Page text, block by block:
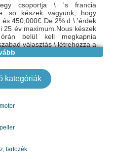
egy csoportja \ 's francia
.so készek vagyunk, hogy
450,000€ De 2% d \ 'érdek
25 év maximum.Nous készek
belül kell megkapnia
választás \ létrehozza a
hogy a helyi és a
(nem komoly emberek \ 's
a vásárlók 72 órán
az alábbi
kategóriák
tartozék